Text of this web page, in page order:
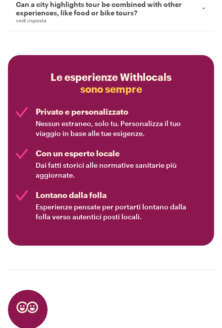
Can a city highlights tour be combined with other
experiences, like food or bike tours?
vedi risposta
Le esperienze Withlocals
sono sempre
Privato e personalizzato
Nessun estraneo, solo tu. Personalizza il tuo
viaggio in base alle tue esigenze.
Con un esperto locale
Dai fatti storici alle normative sanitarie più
aggiornate.
Lontano dalla folla
Esperienze pensate per portarti lontano dalla
folla verso autentici posti locali.